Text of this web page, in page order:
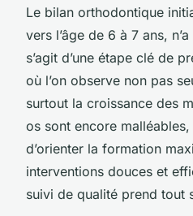
Le bilan orthodontique
vers l’âge de 6 à 7 ans,
s’agit d’une étape clé de
où l’on observe non pas
surtout la croissance des
os sont encore
d’orienter la formation
interventions douces et
suivi de qualité prend tout